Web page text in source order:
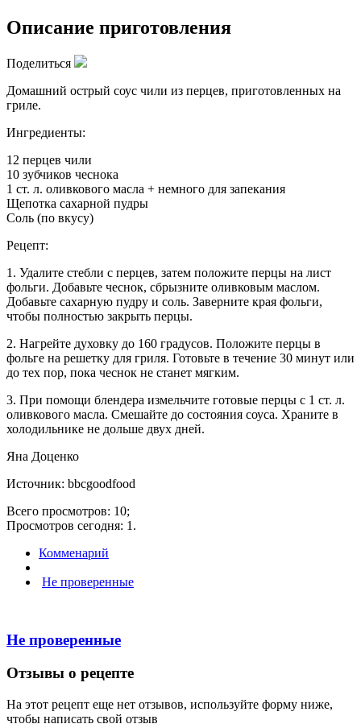
Описание приготовления
Поделиться
Домашний острый соус чили из перцев, приготовленных на
гриле.
Ингредиенты:
12 перцев чили
10 зубчиков чеснока
1 ст. л. оливкового масла + немного для запекания
Щепотка сахарной пудры
Соль (по вкусу)
Рецепт:
1. Удалите стебли с перцев, затем положите перцы на лист
фольги. Добавьте чеснок, сбрызните оливковым маслом.
Добавьте сахарную пудру и соль. Заверните края фольги,
чтобы полностью закрыть перцы.
2. Нагрейте духовку до 160 градусов. Положите перцы в
фольге на решетку для гриля. Готовьте в течение 30 минут или
до тех пор, пока чеснок не станет мягким.
3. При помощи блендера измельчите готовые перцы с 1 ст. л.
оливкового масла. Смешайте до состояния соуса. Храните в
холодильнике не дольше двух дней.
Яна Доценко
Источник: bbcgoodfood
Всего просмотров: 10;
Просмотров сегодня: 1.
Комменарий
Не проверенные
Не проверенные
Отзывы о рецепте
На этот рецепт еще нет отзывов, используйте форму ниже,
чтобы написать свой отзыв